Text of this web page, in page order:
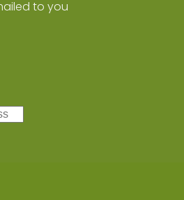
to you